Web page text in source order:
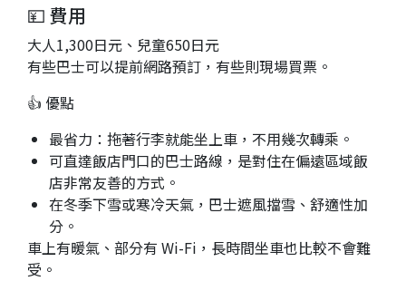
💴 費用
大人1,300日元、兒童650日元
有些巴士可以提前網路預訂，有些則現場買票。
👍 優點
最省力：拖著行李就能坐上車，不用幾次轉乘。
可直達飯店門口的巴士路線，是對住在偏遠區域飯
店非常友善的方式。
在冬季下雪或寒冷天氣，巴士遮風擋雪、舒適性加
分。
車上有暖氣、部分有 Wi-Fi，長時間坐車也比較不會難
受。